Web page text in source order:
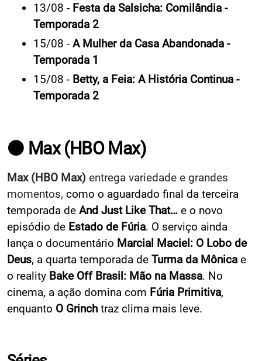
13/08 - Festa da Salsicha: Comilândia -
Temporada 2
15/08 - A Mulher da Casa Abandonada -
Temporada 1
15/08 - Betty, a Feia: A História Continua -
Temporada 2
⚫ Max (HBO Max)
Max (HBO Max) entrega variedade e grandes
momentos, como o aguardado final da terceira
temporada de And Just Like That… e o novo
episódio de Estado de Fúria. O serviço ainda
lança o documentário Marcial Maciel: O Lobo de
Deus, a quarta temporada de Turma da Mônica e
o reality Bake Off Brasil: Mão na Massa. No
cinema, a ação domina com Fúria Primitiva,
enquanto O Grinch traz clima mais leve.